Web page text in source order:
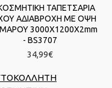
ΤΑΠΕΤΣΑΡΙΑ
ΑΔΙΑΒΡΟΧΗ ΜΕ ΟΨΗ
3000Χ1200Χ2mm
- BS3707
34,99€